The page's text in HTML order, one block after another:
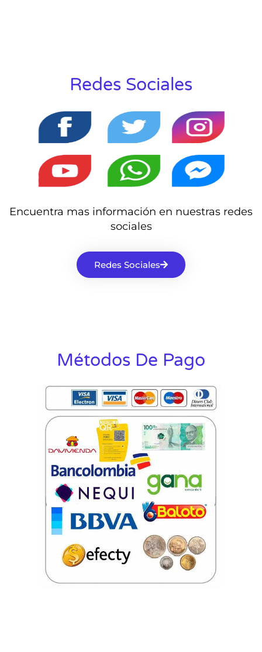
Redes Sociales
Encuentra mas información en nuestras redes
sociales
Redes Sociales
Métodos De Pago